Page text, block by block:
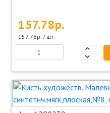
157.78р.
157.78р. / шт.